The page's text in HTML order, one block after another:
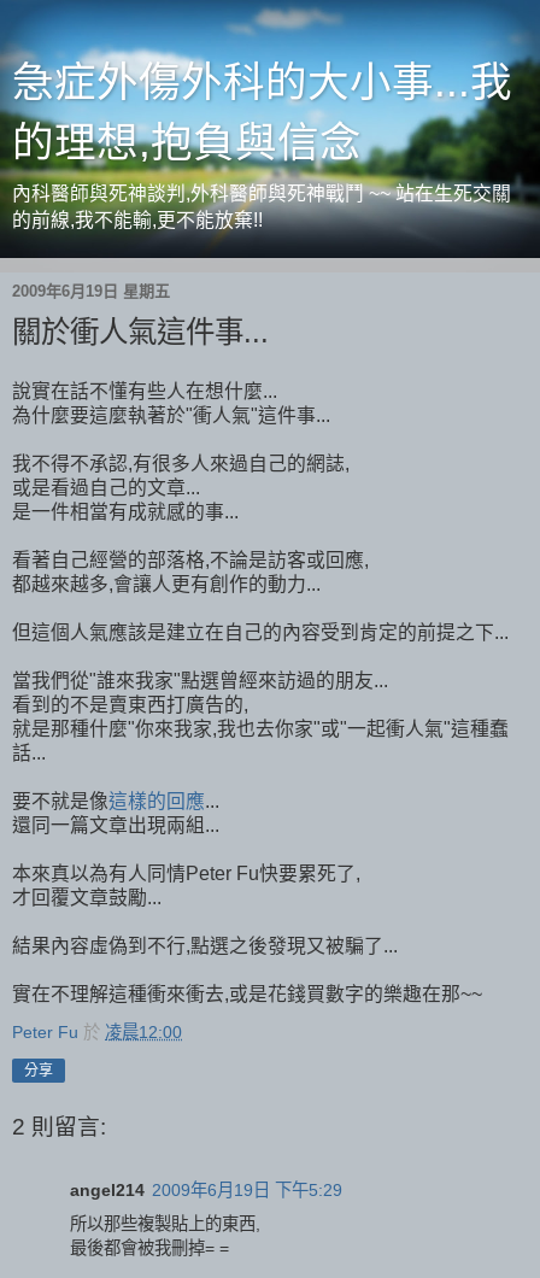
急症外傷外科的大小事...我
的理想,抱負與信念
內科醫師與死神談判,外科醫師與死神戰鬥 ~~ 站在生死交關
的前線,我不能輸,更不能放棄!!
2009年6月19日 星期五
關於衝人氣這件事...
說實在話不懂有些人在想什麼...
為什麼要這麼執著於"衝人氣"這件事...
我不得不承認,有很多人來過自己的網誌,
或是看過自己的文章...
是一件相當有成就感的事...
看著自己經營的部落格,不論是訪客或回應,
都越來越多,會讓人更有創作的動力...
但這個人氣應該是建立在自己的內容受到肯定的前提之下...
當我們從"誰來我家"點選曾經來訪過的朋友...
看到的不是賣東西打廣告的,
就是那種什麼"你來我家,我也去你家"或"一起衝人氣"這種蠢
話...
要不就是像這樣的回應...
還同一篇文章出現兩組...
本來真以為有人同情Peter Fu快要累死了,
才回覆文章鼓勵...
結果內容虛偽到不行,點選之後發現又被騙了...
實在不理解這種衝來衝去,或是花錢買數字的樂趣在那~~
Peter Fu 於 凌晨12:00
分享
2 則留言:
angel214 2009年6月19日 下午5:29
所以那些複製貼上的東西,
最後都會被我刪掉= =